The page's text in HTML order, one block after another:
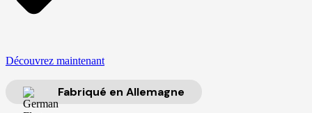
Découvrez maintenant
Fabriqué en Allemagne